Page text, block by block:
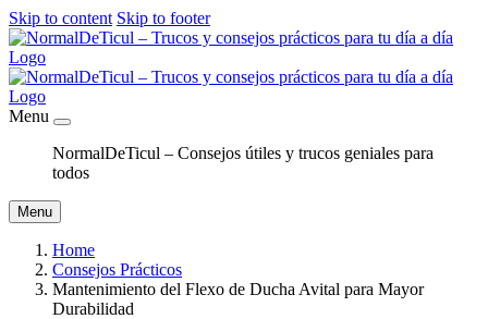
Skip to content Skip to footer
Menu
NormalDeTicul – Consejos útiles y trucos geniales para
todos
Menu
Home
Consejos Prácticos
Mantenimiento del Flexo de Ducha Avital para Mayor
Durabilidad